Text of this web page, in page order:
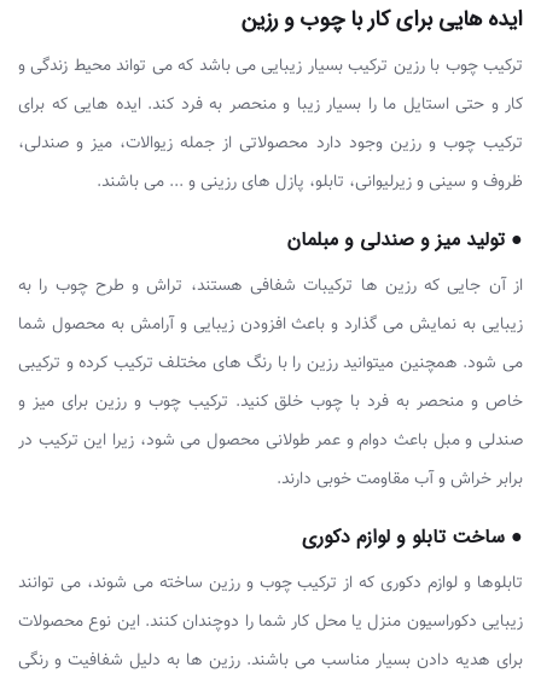
ایده هایی برای کار با چوب و رزین
ترکیب چوب با رزین ترکیب بسیار زیبایی می باشد که می تواند محیط زندگی و
کار و حتی استایل ما را بسیار زیبا و منحصر به فرد کند. ایده هایی که برای
ترکیب چوب و رزین وجود دارد محصولاتی از جمله زیوالات، میز و صندلی،
ظروف و سینی و زیرلیوانی، تابلو، پازل های رزینی و ... می باشند.
● تولید میز و صندلی و مبلمان
از آن جایی که رزین ها ترکیبات شفافی هستند، تراش و طرح چوب را به
زیبایی به نمایش می گذارد و باعث افزودن زیبایی و آرامش به محصول شما
می شود. همچنین میتوانید رزین را با رنگ های مختلف ترکیب کرده و ترکیبی
خاص و منحصر به فرد با چوب خلق کنید. ترکیب چوب و رزین برای میز و
صندلی و مبل باعث دوام و عمر طولانی محصول می شود، زیرا این ترکیب در
برابر خراش و آب مقاومت خوبی دارند.
● ساخت تابلو و لوازم دکوری
تابلوها و لوازم دکوری که از ترکیب چوب و رزین ساخته می شوند، می توانند
زیبایی دکوراسیون منزل یا محل کار شما را دوچندان کنند. این نوع محصولات
برای هدیه دادن بسیار مناسب می باشند. رزین ها به دلیل شفافیت و رنگی